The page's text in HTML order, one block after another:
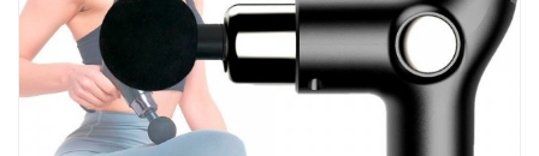
Լավագույն Վաճառք